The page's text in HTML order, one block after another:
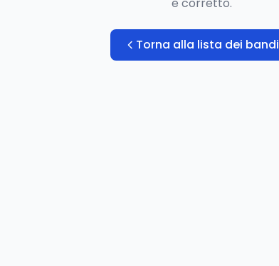
Torna alla lista dei bandi